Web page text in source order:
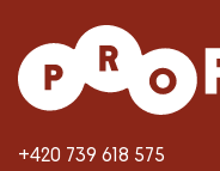
+420 739 618 575